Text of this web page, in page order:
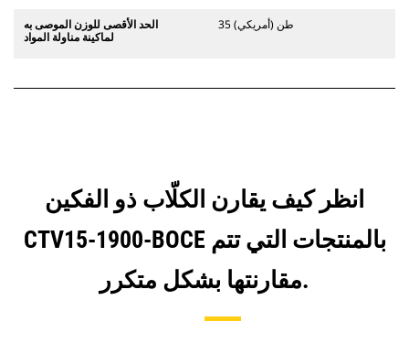
الحد الأقصى للوزن الموصى به
لماكينة مناولة المواد
35 طن (أمريكي)
انظر كيف يقارن الكلّاب ذو الفكين
CTV15-1900-BOCE بالمنتجات التي تتم
مقارنتها بشكل متكرر.